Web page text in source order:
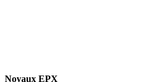
Noyaux EPX